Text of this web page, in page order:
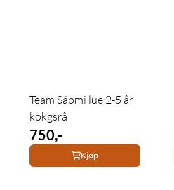
Team Sápmi lue 2-5 år
kokgsrå
750,-
Kjøp